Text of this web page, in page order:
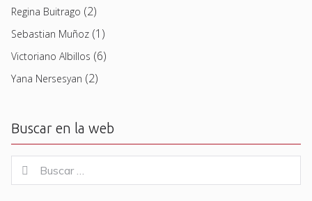
Regina Buitrago (2)
Sebastian Muñoz (1)
Victoriano Albillos (6)
Yana Nersesyan (2)
Buscar en la web
for:
Buscar